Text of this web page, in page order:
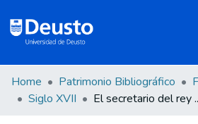
Communities & Collections
Home Patrimonio Bibliográfico
Siglo XVII